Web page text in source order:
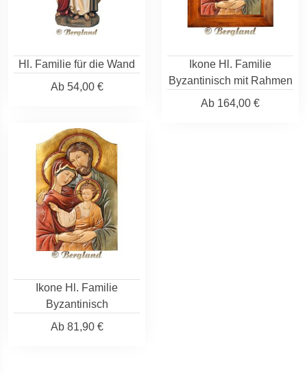
Hl. Familie für die Wand
Ab54,00 €
Ikone Hl. Familie
Byzantinisch mit Rahmen
Ab 164,00 €
Ikone Hl. Familie
Byzantinisch
Ab81,90 €